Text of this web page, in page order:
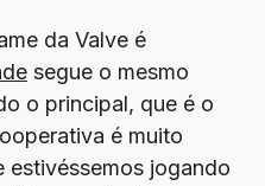
da Valve é
segue o mesmo
o principal, que é o
é muito
estivéssemos jogando